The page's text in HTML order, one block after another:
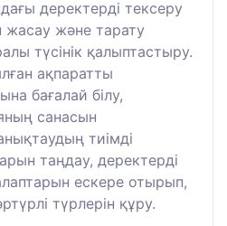
деректерді тексеру
жасау және тарату
түсінік қалыптастыру.
ақпаратты
бағалай білу,
санасын
тиімді
таңдау, деректерді
ескере отырып,
түрлерін құру.